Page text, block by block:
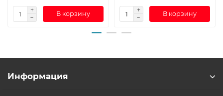
В корзину В корзину
Информация